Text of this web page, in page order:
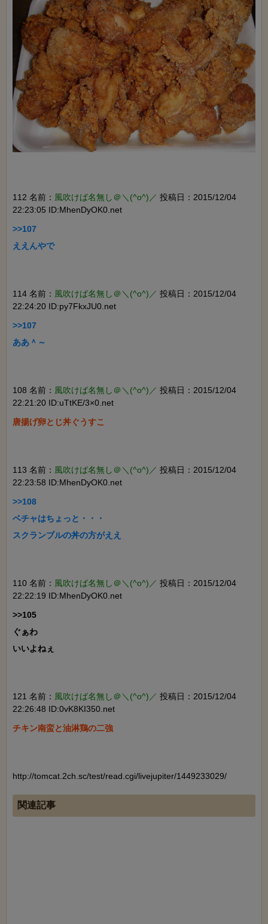
112 名前： 風吹けば名無し＠＼(^o^)／ 投稿日：2015/12/04
22:23:05 ID:MhenDyOK0.net
>>107
ええんやで
114 名前： 風吹けば名無し＠＼(^o^)／ 投稿日：2015/12/04
22:24:20 ID:py7FkxJU0.net
>>107
ああ＾～
108 名前： 風吹けば名無し＠＼(^o^)／ 投稿日：2015/12/04
22:21:20 ID:uTtKE/3×0.net
唐揚げ卵とじ丼ぐうすこ
113 名前： 風吹けば名無し＠＼(^o^)／ 投稿日：2015/12/04
22:23:58 ID:MhenDyOK0.net
>>108
ベチャはちょっと・・・
スクランブルの丼の方がええ
110 名前： 風吹けば名無し＠＼(^o^)／ 投稿日：2015/12/04
22:22:19 ID:MhenDyOK0.net
>>105
ぐぁわ
いいよねぇ
121 名前： 風吹けば名無し＠＼(^o^)／ 投稿日：2015/12/04
22:26:48 ID:0vK8KI350.net
チキン南蛮と油淋鶏の二強
http://tomcat.2ch.sc/test/read.cgi/livejupiter/1449233029/
関連記事